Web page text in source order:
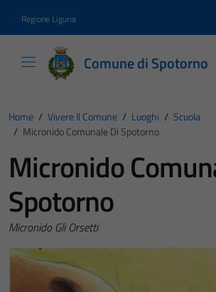
Regione Liguria
Comune di Spotorno
Home / Vivere Il Comune / Luoghi / Scuola
/ Micronido Comunale Di Spotorno
Micronido
Spotorno
Micronido Gli Orsetti